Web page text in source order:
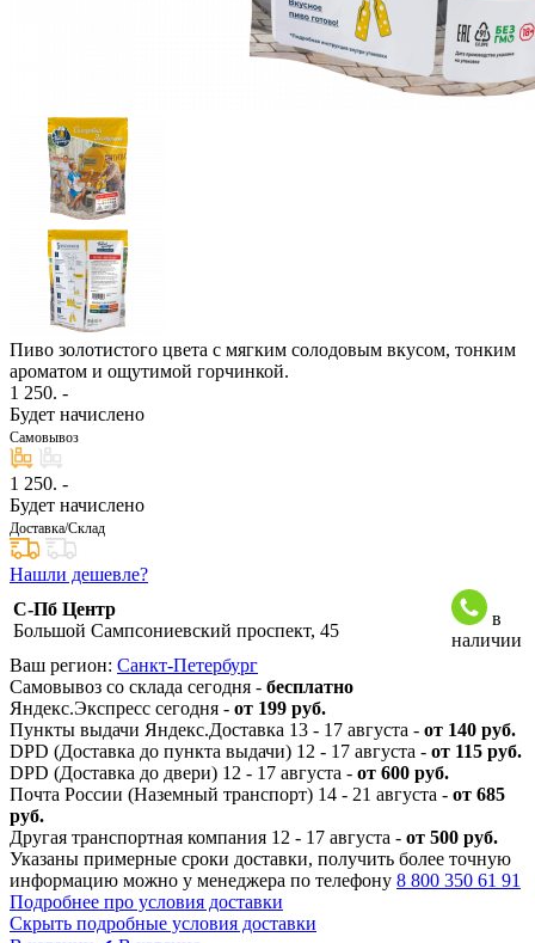
Пиво золотистого цвета с мягким солодовым вкусом, тонким
ароматом и ощутимой горчинкой.
1 250. -
Будет начислено
Самовывоз
1 250. -
Будет начислено
Доставка/Склад
Нашли дешевле?
С-Пб Центр
Большой Сампсониевский проспект, 45
в
наличии
Ваш регион: Санкт-Петербург
Самовывоз со склада сегодня - бесплатно
Яндекс.Экспресс сегодня - от 199 руб.
Пункты выдачи Яндекс.Доставка 13 - 17 августа - от 140 руб.
DPD (Доставка до пункта выдачи) 12 - 17 августа - от 115 руб.
DPD (Доставка до двери) 12 - 17 августа - от 600 руб.
Почта России (Наземный транспорт) 14 - 21 августа - от 685
руб.
Другая транспортная компания 12 - 17 августа - от 500 руб.
Указаны примерные сроки доставки, получить более точную
информацию можно у менеджера по телефону 8 800 350 61 91
Подробнее про условия доставки
Скрыть подробные условия доставки